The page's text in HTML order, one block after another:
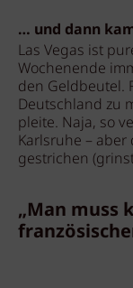
… und dann
Las Vegas ist
Wochenende
den Geldbeutel.
Deutschland zu
pleite. Naja, so
Karlsruhe –
gestrichen
„Man muss